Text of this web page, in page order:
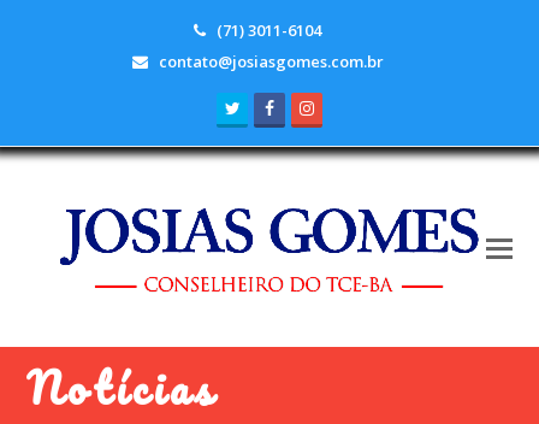
(71) 3011-6104
contato@josiasgomes.com.br
TwitterFacebook
Notícias